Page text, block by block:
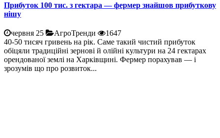
Прибуток 100 тис. з гектара — фермер знайшов прибуткову
нішу
червня 25 АгроТренди
1647
40-50 тисяч гривень на рік. Саме такий чистий прибуток
обіцяли традиційні зернові й олійні культури на 24 гектарах
орендованої землі на Харківщині. Фермер порахував — і
зрозумів що про розвиток...